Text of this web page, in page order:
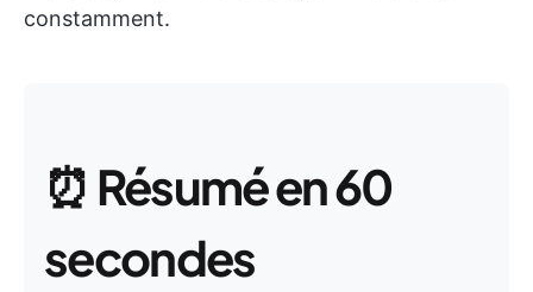
constamment.
⏰ Résumé en 60
secondes